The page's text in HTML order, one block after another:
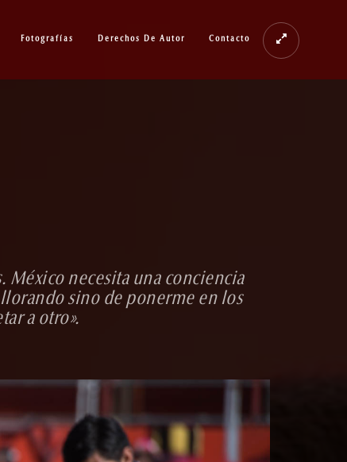
Fotografías Derechos De Autor Contacto
México necesita una conciencia
sino de ponerme en los
a otro».